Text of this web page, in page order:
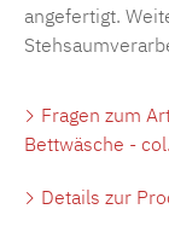
angefertigt.
Fragen zum
Bettwäsche -
Details zur